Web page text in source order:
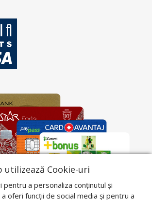
utilizează Cookie-uri
pentru a personaliza conținutul și
oferi funcții de social media și pentru a